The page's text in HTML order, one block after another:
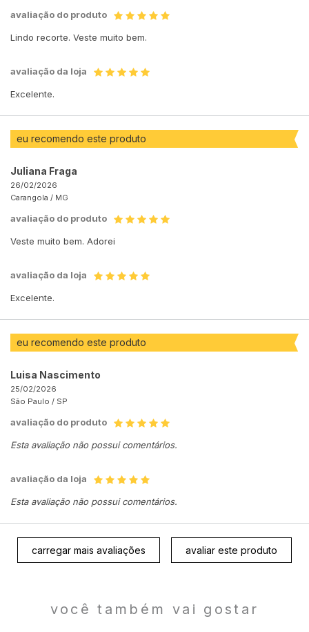
avaliação do produto
Lindo recorte. Veste muito bem.
avaliação da loja
Excelente.
eu recomendo este produto
Juliana Fraga
26/02/2026
Carangola / MG
avaliação do produto
Veste muito bem. Adorei
avaliação da loja
Excelente.
eu recomendo este produto
Luisa Nascimento
25/02/2026
São Paulo / SP
avaliação do produto
Esta avaliação não possui comentários.
avaliação da loja
Esta avaliação não possui comentários.
carregar mais avaliações avaliar este produto
você também vai gostar